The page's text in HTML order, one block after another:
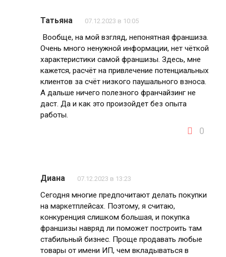
Татьяна 07.12.2023 в 10:05
Вообще, на мой взгляд, непонятная франшиза.
Очень много ненужной информации, нет чёткой
характеристики самой франшизы. Здесь, мне
кажется, расчёт на привлечение потенциальных
клиентов за счёт низкого паушального взноса.
А дальше ничего полезного франчайзинг не
даст. Да и как это произойдет без опыта
работы.
0
Диана 07.12.2023 в 13:23
Сегодня многие предпочитают делать покупки
на маркетплейсах. Поэтому, я считаю,
конкуренция слишком большая, и покупка
франшизы навряд ли поможет построить там
стабильный бизнес. Проще продавать любые
товары от имени ИП, чем вкладываться в